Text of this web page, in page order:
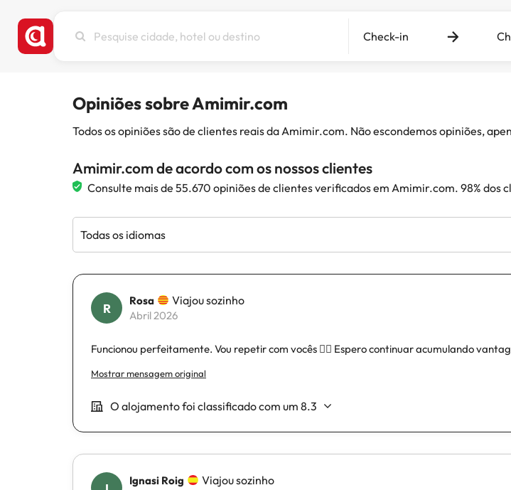
cidade,
Check-in
Opiniões sobre Amimir.com
Todos os opiniões são de clientes reais da Amimir.com. Não escondemos opiniões,
Amimir.com de acordo com os nossos clientes
Consulte mais de 55.670 opiniões de clientes verificados em Amimir.com. 98% dos